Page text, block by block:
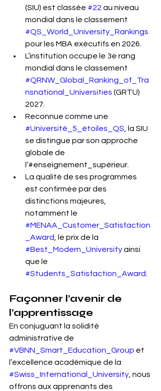
(SIU) est classée #22 au niveau
mondial dans le classement
#QS_World_University_Rankings
pour les MBA exécutifs en 2026.
L’institution occupe le 3e rang
mondial dans le classement
#QRNW_Global_Ranking_of_Tra
nsnational_Universities (GRTU)
2027.
Reconnue comme une
#Université_5_étoiles_QS , la SIU
se distingue par son approche
globale de
l’#enseignement_supérieur.
La qualité de ses programmes
est confirmée par des
distinctions majeures,
notamment le
#MENAA_Customer_Satisfaction
_Award
, le prix de la
#Best_Modern_University ainsi
que le
#Students_Satisfaction_Award
Façonner l’avenir de
l’apprentissage
En conjuguant la solidité
administrative de
#VBNN_Smart_Education_Group et
l’excellence académique de la
#Swiss_International_University , nous
offrons aux apprenants des